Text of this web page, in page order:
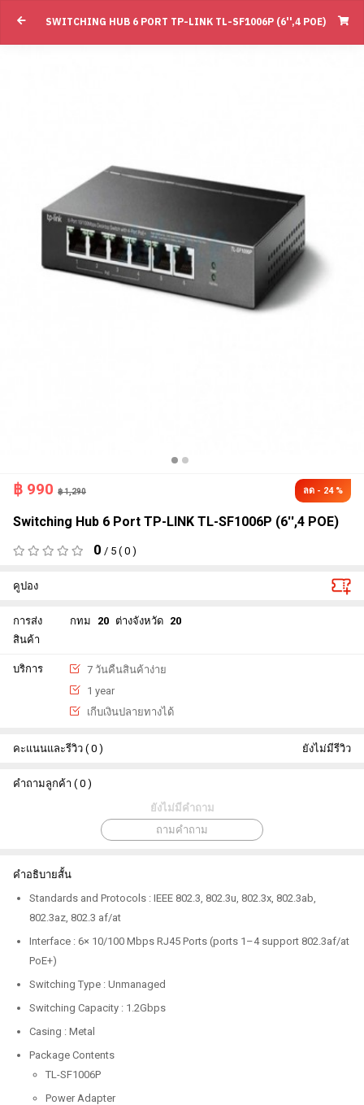
SWITCHING HUB 6 PORT TP-LINK TL-SF1006P (6'',4 POE)
฿ 990 ฿ 1,290 ลด - 24 %
Switching Hub 6 Port TP-LINK TL-SF1006P (6'',4 POE)
0 / 5 ( 0 )
คูปอง
การส่ง
สินค้า
กทม 20 ต่างจังหวัด 20
บริการ
7 วันคืนสินค้าง่าย
1 year
เกีบเงินปลายทางได้
คะแนนและรีวิว ( 0 ) ยังไม่มีรีวิว
คำถามลูกค้า ( 0 )
ยังไม่มีคำถาม
ถามคำถาม
คำอธิบายสั้น
Standards and Protocols : IEEE 802.3, 802.3u, 802.3x, 802.3ab,
802.3az, 802.3 af/at
Interface : 6× 10/100 Mbps RJ45 Ports (ports 1–4 support 802.3af/at
PoE+)
Switching Type : Unmanaged
Switching Capacity : 1.2Gbps
Casing : Metal
Package Contents
TL-SF1006P
Power Adapter